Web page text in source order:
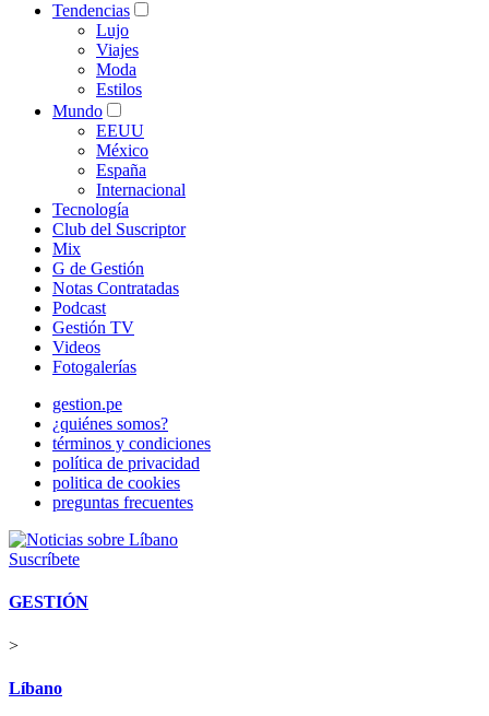
Tendencias
Lujo
Viajes
Moda
Estilos
Mundo
EEUU
México
España
Internacional
Tecnología
Club del Suscriptor
Mix
G de Gestión
Notas Contratadas
Podcast
Gestión TV
Videos
Fotogalerías
gestion.pe
¿quiénes somos?
términos y condiciones
política de privacidad
politica de cookies
preguntas frecuentes
Suscríbete
GESTIÓN
>
Líbano